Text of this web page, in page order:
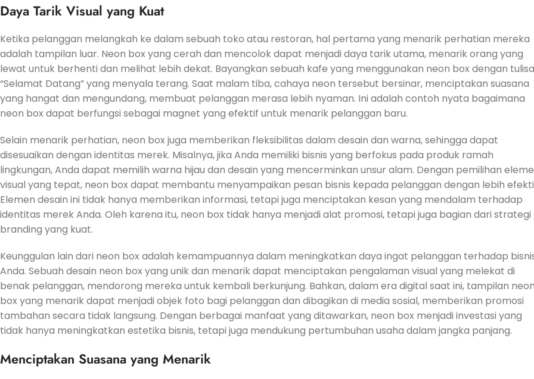
Daya Tarik Visual yang Kuat
Ketika pelanggan melangkah ke dalam sebuah toko atau restoran, hal pertama yang menarik perhatian mereka
adalah tampilan luar. Neon box yang cerah dan mencolok dapat menjadi daya tarik utama, menarik orang yang
lewat untuk berhenti dan melihat lebih dekat. Bayangkan sebuah kafe yang menggunakan neon box dengan
“Selamat Datang” yang menyala terang. Saat malam tiba, cahaya neon tersebut bersinar, menciptakan suasana
yang hangat dan mengundang, membuat pelanggan merasa lebih nyaman. Ini adalah contoh nyata bagaimana
neon box dapat berfungsi sebagai magnet yang efektif untuk menarik pelanggan baru.
Selain menarik perhatian, neon box juga memberikan fleksibilitas dalam desain dan warna, sehingga dapat
disesuaikan dengan identitas merek. Misalnya, jika Anda memiliki bisnis yang berfokus pada produk ramah
lingkungan, Anda dapat memilih warna hijau dan desain yang mencerminkan unsur alam. Dengan pemilihan
visual yang tepat, neon box dapat membantu menyampaikan pesan bisnis kepada pelanggan dengan lebih
Elemen desain ini tidak hanya memberikan informasi, tetapi juga menciptakan kesan yang mendalam terhadap
identitas merek Anda. Oleh karena itu, neon box tidak hanya menjadi alat promosi, tetapi juga bagian dari strategi
branding yang kuat.
Keunggulan lain dari neon box adalah kemampuannya dalam meningkatkan daya ingat pelanggan terhadap
Anda. Sebuah desain neon box yang unik dan menarik dapat menciptakan pengalaman visual yang melekat di
benak pelanggan, mendorong mereka untuk kembali berkunjung. Bahkan, dalam era digital saat ini, tampilan neon
box yang menarik dapat menjadi objek foto bagi pelanggan dan dibagikan di media sosial, memberikan promosi
tambahan secara tidak langsung. Dengan berbagai manfaat yang ditawarkan, neon box menjadi investasi yang
tidak hanya meningkatkan estetika bisnis, tetapi juga mendukung pertumbuhan usaha dalam jangka panjang.
Menciptakan Suasana yang Menarik